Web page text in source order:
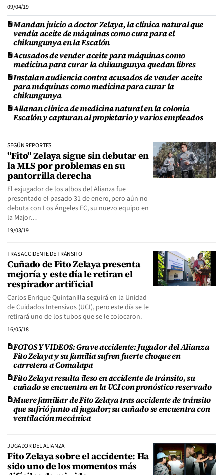
09/04/19
Mandan juicio a doctor Zelaya, la clínica natural que
vendía aceite de máquinas como cura para el
chikungunya en la Escalón
Acusados de vender aceite para máquinas como
medicina para curar la chikungunya quedan libres
Instalan audiencia contra acusados de vender aceite
para máquinas como medicina para curar la
chikungunya
Allanan clínica de medicina natural en la colonia
Escalón y capturan al propietario y varios empleados
SEGÚN REPORTES
"Fito" Zelaya sigue sin debutar en
la MLS por problemas en su
pantorrilla derecha
El exjugador de los albos del Alianza fue
presentado el pasado 31 de enero, pero aún no
debuta con Los Ángeles FC, su nuevo equipo en
la Major…
19/03/19
TRAS ACCIDENTE DE TRÁNSITO
Cuñado de Fito Zelaya presenta
mejoría y este día le retiran el
respirador artificial
Carlos Enrique Quintanilla seguirá en la Unidad
de Cuidados Intensivos (UCI), pero este día se le
retirará uno de los tubos que se le colocaron.
16/05/18
FOTOS Y VIDEOS: Grave accidente: Jugador del Alianza
Fito Zelaya y su familia sufren fuerte choque en
carretera a Comalapa
Fito Zelaya resulta ileso en accidente de tránsito, su
cuñado se encuentra en la UCI con pronóstico reservado
Muere familiar de Fito Zelaya tras accidente de tránsito
que sufrió junto al jugador; su cuñado se encuentra con
ventilación mecánica
JUGADOR DEL ALIANZA
Fito Zelaya sobre el accidente: Ha
sido uno de los momentos más